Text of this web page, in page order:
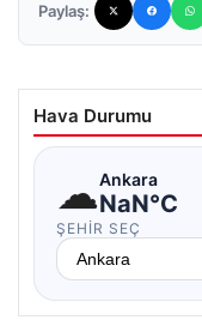
Paylaş:
Hava Durumu
☁Ankara
NaN°C
ŞEHIR SEÇ